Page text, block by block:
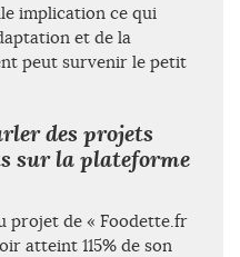
implication ce qui
et de la
peut survenir le petit
des projets
sur la plateforme
projet de « Foodette.fr
atteint 115% de son